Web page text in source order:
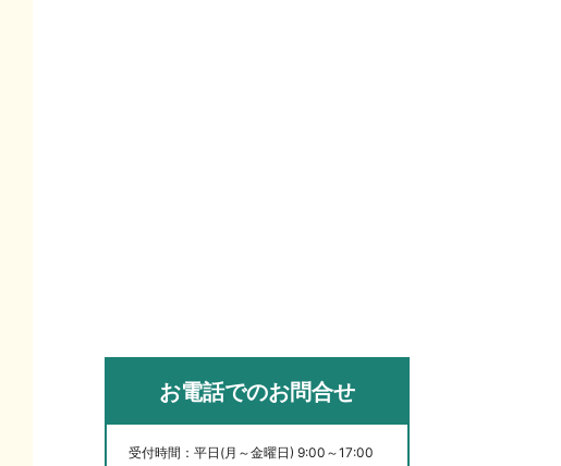
お電話でのお問合せ
受付時間：平日(月～金曜日) 9:00～17:00